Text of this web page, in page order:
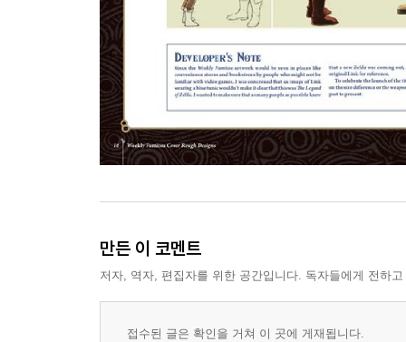
만든 이 코멘트
저자, 역자, 편집자를 위한 공간입니다. 독자들에게 전하
접수된 글은 확인을 거쳐 이 곳에 게재됩니다.